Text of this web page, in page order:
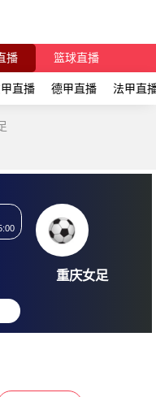
播 篮球直播
直播 德甲直播 法甲直
04 19:45:00
: 重庆